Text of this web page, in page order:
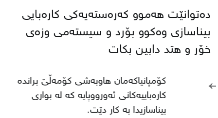
دەتوانێت هەموو كەرەستەیەكی كارەبایی
بیناسازی وەكوو بۆرد و سیستەمی وزەی
خۆر و هتد دابین بكات
←
كۆمپانیاكەمان هاوبەشی كۆمەڵێ براندە
كارەباییەكانی ئەورووپایە كە لە بواری
بیناسازیدا بە كار دێت.